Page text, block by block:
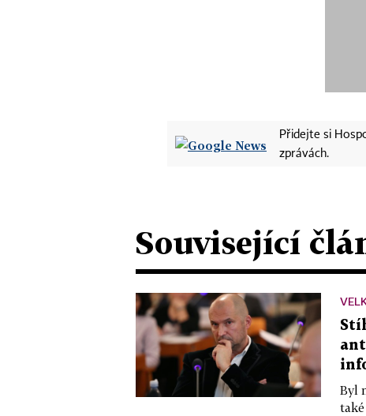
Přidejte si
zprávách.
Související
Byl